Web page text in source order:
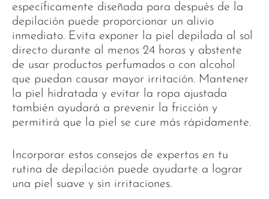
específicamente diseñada para después de la
depilación puede proporcionar un alivio
inmediato. Evita exponer la piel depilada al sol
directo durante al menos 24 horas y abstente
de usar productos perfumados o con alcohol
que puedan causar mayor irritación. Mantener
la piel hidratada y evitar la ropa ajustada
también ayudará a prevenir la fricción y
permitirá que la piel se cure más rápidamente.
Incorporar estos consejos de expertos en tu
rutina de depilación puede ayudarte a lograr
una piel suave y sin irritaciones.